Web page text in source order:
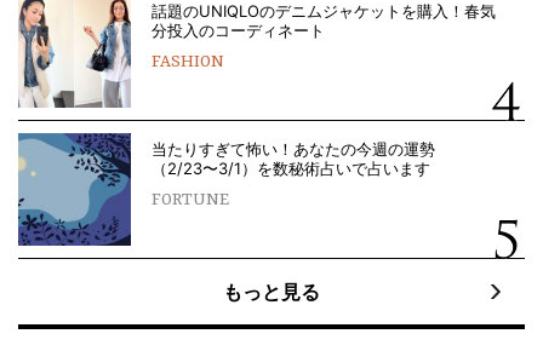
話題のUNIQLOのデニムジャケットを購入！春気
分投入のコーディネート
FASHION
当たりすぎて怖い！あなたの今週の運勢
（2/23〜3/1）を数秘術占いで占います
FORTUNE
もっと見る